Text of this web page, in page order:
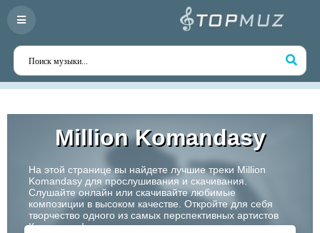
Million Komandasy
На этой странице вы найдете лучшие треки Million
Komandasy для прослушивания и скачивания.
Слушайте онлайн или скачивайте любимые
композиции в высоком качестве. Откройте для себя
творчество одного из самых перспективных артистов
Казахстана!